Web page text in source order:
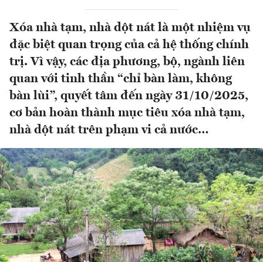
Xóa nhà tạm, nhà dột nát là một nhiệm vụ
đặc biệt quan trọng của cả hệ thống chính
trị. Vì vậy, các địa phương, bộ, ngành liên
quan với tinh thần “chỉ bàn làm, không
bàn lùi”, quyết tâm đến ngày 31/10/2025,
cơ bản hoàn thành mục tiêu xóa nhà tạm,
nhà dột nát trên phạm vi cả nước…